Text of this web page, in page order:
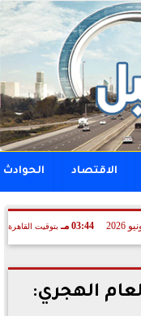
الاقتصاد الحوادث
03:44 مـ بتوقيت القاهرة
الهجري: